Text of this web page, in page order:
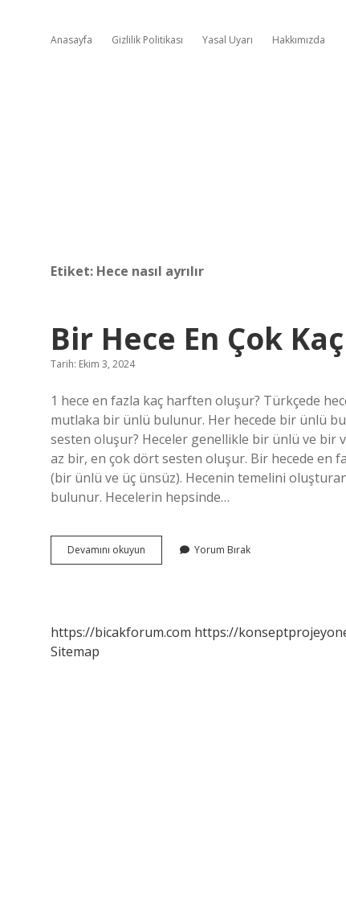
Anasayfa Gizlilik Politikası Yasal Uyarı Hakkımızda
Etiket: Hece nasıl ayrılır
Bir Hece En Çok
Tarih: Ekim 3, 2024
1 hece en fazla kaç harften oluşur? Türkçede
mutlaka bir ünlü bulunur. Her hecede bir ünlü
sesten oluşur? Heceler genellikle bir ünlü ve bir
az bir, en çok dört sesten oluşur. Bir hecede en
(bir ünlü ve üç ünsüz). Hecenin temelini
bulunur. Hecelerin hepsinde…
Devamını okuyun
Hece
Oluşur
Yorum Bırak
https://bicakforum.com https://
Sitemap